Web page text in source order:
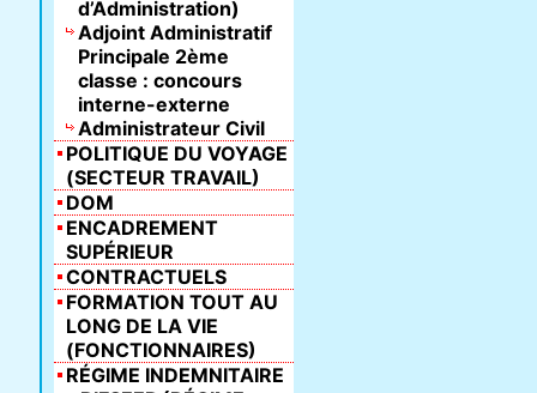
d’Administration)
Adjoint Administratif
Principale 2ème
classe : concours
interne-externe
Administrateur Civil
POLITIQUE DU VOYAGE
(SECTEUR TRAVAIL)
DOM
ENCADREMENT
SUPÉRIEUR
CONTRACTUELS
FORMATION TOUT AU
LONG DE LA VIE
(FONCTIONNAIRES)
RÉGIME INDEMNITAIRE